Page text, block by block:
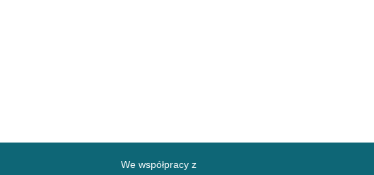
We współpracy z